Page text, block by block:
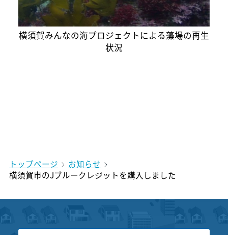
横須賀みんなの海プロジェクトによる藻場の再生
状況
トップページ
お知らせ
横須賀市のJブルークレジットを購入しました